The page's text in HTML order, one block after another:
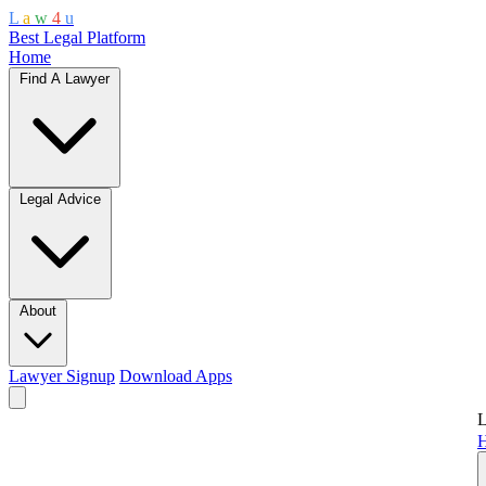
L a w 4 u
Best Legal Platform
Home
Find A Lawyer
Legal Advice
About
Lawyer Signup Download Apps